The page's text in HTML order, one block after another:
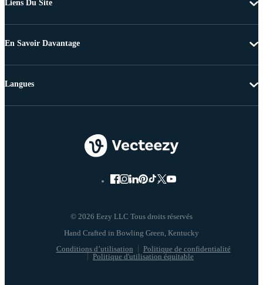
Liens Du Site
En Savoir Davantage
© 2026 Eezy LLC Tous droits réservés
Conditions d’utilisation
Politique de confidentialité
Politique d'utilisation équitable
Langues